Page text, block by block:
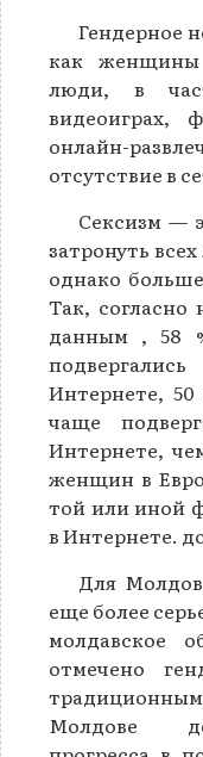
Гендерное
как женщины
люди, в
видеоиграх,
онлайн-
отсутствие в
Сексизм —
затронуть
однако
Так, согласно
данным , 58
Интернете,
чаще
Интернете,
женщин в
той или иной
в Интернете.
Для
еще более
молдавское
отмечено
Молдове